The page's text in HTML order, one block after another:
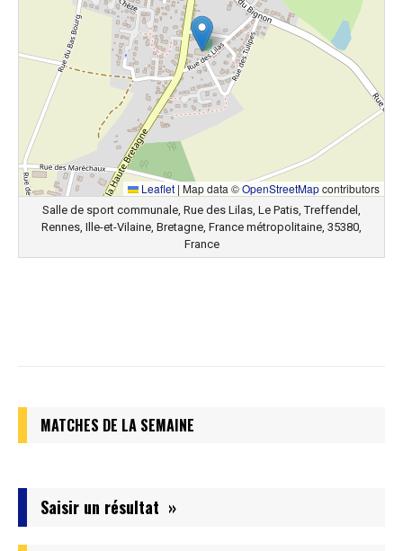
Leaflet | Map data ©OpenStreetMapcontributors
Salle de sport communale, Rue des Lilas, Le Patis, Treffendel,
Rennes, Ille-et-Vilaine, Bretagne, France métropolitaine, 35380,
France
MATCHES DE LA SEMAINE
Saisir un résultat »